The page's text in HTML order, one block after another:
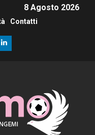
8 Agosto 2026
Contatti